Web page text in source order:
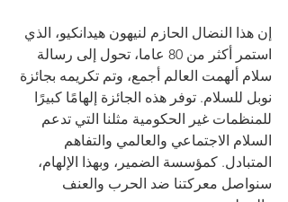
إن هذا النضال الحازم لنيهون هيدانكيو، الذي
استمر أكثر من 80 عاما، تحول إلى رسالة
سلام ألهمت العالم أجمع، وتم تكريمه بجائزة
نوبل للسلام. توفر هذه الجائزة إلهامًا كبيرًا
للمنظمات غير الحكومية مثلنا التي تدعم
السلام الاجتماعي والعالمي والتفاهم
المتبادل. كمؤسسة الضمير، وبهذا الإلهام،
سنواصل معركتنا ضد الحرب والعنف